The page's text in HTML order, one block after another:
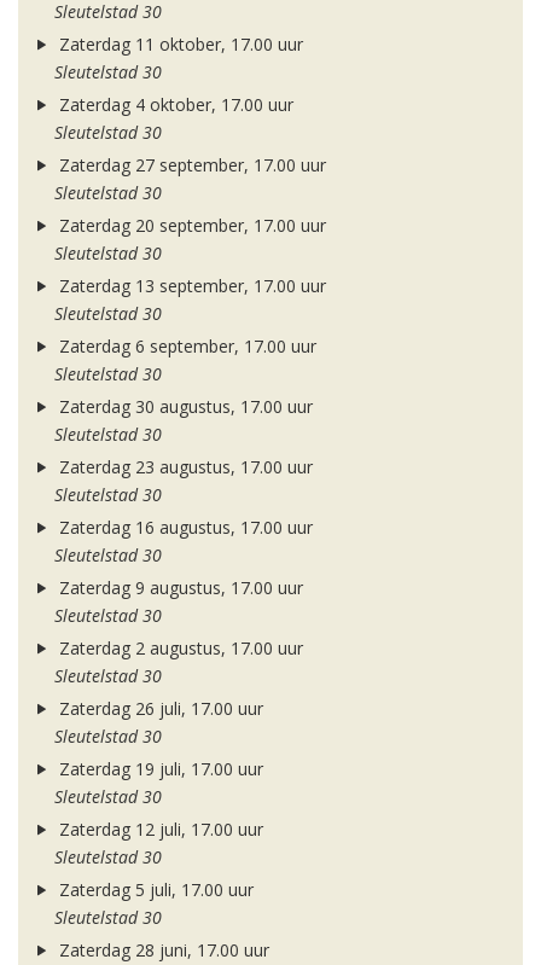
Sleutelstad 30
Zaterdag 11 oktober, 17.00 uur
Sleutelstad 30
Zaterdag 4 oktober, 17.00 uur
Sleutelstad 30
Zaterdag 27 september, 17.00 uur
Sleutelstad 30
Zaterdag 20 september, 17.00 uur
Sleutelstad 30
Zaterdag 13 september, 17.00 uur
Sleutelstad 30
Zaterdag 6 september, 17.00 uur
Sleutelstad 30
Zaterdag 30 augustus, 17.00 uur
Sleutelstad 30
Zaterdag 23 augustus, 17.00 uur
Sleutelstad 30
Zaterdag 16 augustus, 17.00 uur
Sleutelstad 30
Zaterdag 9 augustus, 17.00 uur
Sleutelstad 30
Zaterdag 2 augustus, 17.00 uur
Sleutelstad 30
Zaterdag 26 juli, 17.00 uur
Sleutelstad 30
Zaterdag 19 juli, 17.00 uur
Sleutelstad 30
Zaterdag 12 juli, 17.00 uur
Sleutelstad 30
Zaterdag 5 juli, 17.00 uur
Sleutelstad 30
Zaterdag 28 juni, 17.00 uur